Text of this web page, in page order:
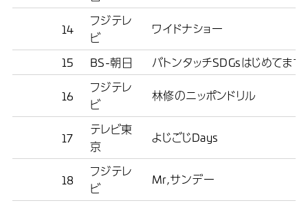
14
フジテレ
ビ
ワイドナショー
15 BS-朝日 バトンタッチSDGsはじめてます
16
フジテレ
ビ
林修のニッポンドリル
17
テレビ東
京
よじごじDays
18
フジテレ
ビ
Mr,サンデー